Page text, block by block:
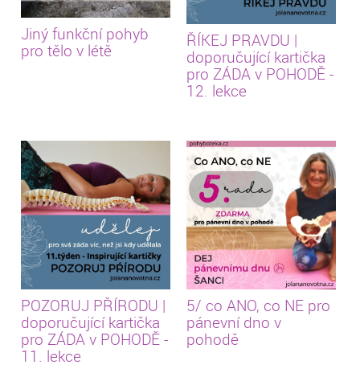
Jiný funkční pohyb
pro tělo v létě
ŘÍKEJ PRAVDU |
doporučující kartička
pro ZÁDA v POHODĚ -
12. lekce
POZORUJ PŘÍRODU |
doporučující kartička
pro ZÁDA v POHODĚ -
11. lekce
5/ co ANO, co NE pro
pánevní dno v
pohodě